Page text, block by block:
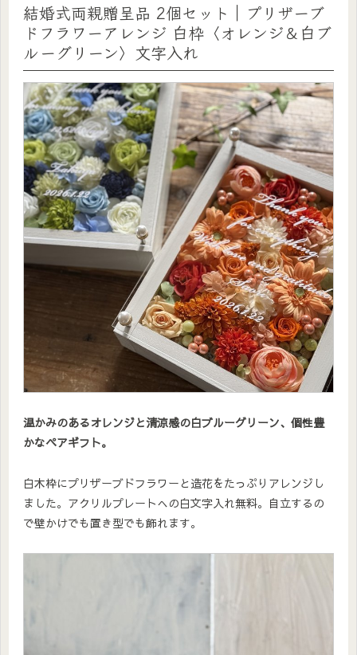
結婚式両親贈呈品 2個セット｜プリザーブ
ドフラワーアレンジ 白枠〈オレンジ＆白ブ
ルーグリーン〉文字入れ
温かみのあるオレンジと清涼感の白ブルーグリーン、個性豊
かなペアギフト。
白木枠にプリザーブドフラワーと造花をたっぷりアレンジし
ました。アクリルプレートへの白文字入れ無料。自立するの
で壁かけでも置き型でも飾れます。